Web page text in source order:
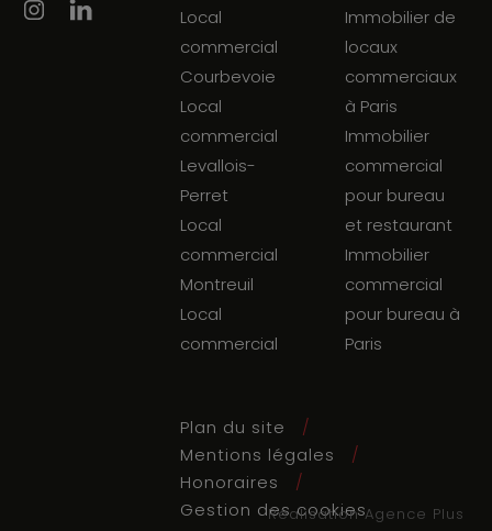
Local
commercial
Courbevoie
Local
commercial
Levallois-
Perret
Local
commercial
Montreuil
Local
commercial
Immobilier de
locaux
commerciaux
à Paris
Immobilier
commercial
pour bureau
et restaurant
Immobilier
commercial
pour bureau à
Paris
Plan du site
Mentions légales
Honoraires
Gestion des cookies
Réalisation Agence Plus